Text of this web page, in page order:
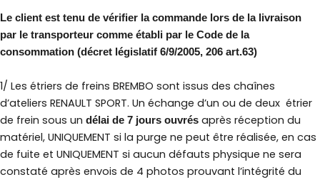
Le client est tenu de vérifier la commande lors de la livraison
par le transporteur comme établi par le Code de la
consommation (décret législatif 6/9/2005, 206 art.63)
1/ Les étriers de freins BREMBO sont issus des chaînes
d’ateliers RENAULT SPORT. Un échange d’un ou de deux étrier
de frein sous un délai de 7 jours ouvrés après réception du
matériel, UNIQUEMENT si la purge ne peut être réalisée, en cas
de fuite et UNIQUEMENT si aucun défauts physique ne sera
constaté après envois de 4 photos prouvant l’intégrité du